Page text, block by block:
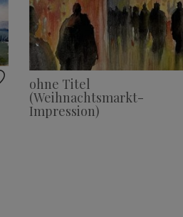
ohne Titel
(Weihnachtsmarkt-
Impression)